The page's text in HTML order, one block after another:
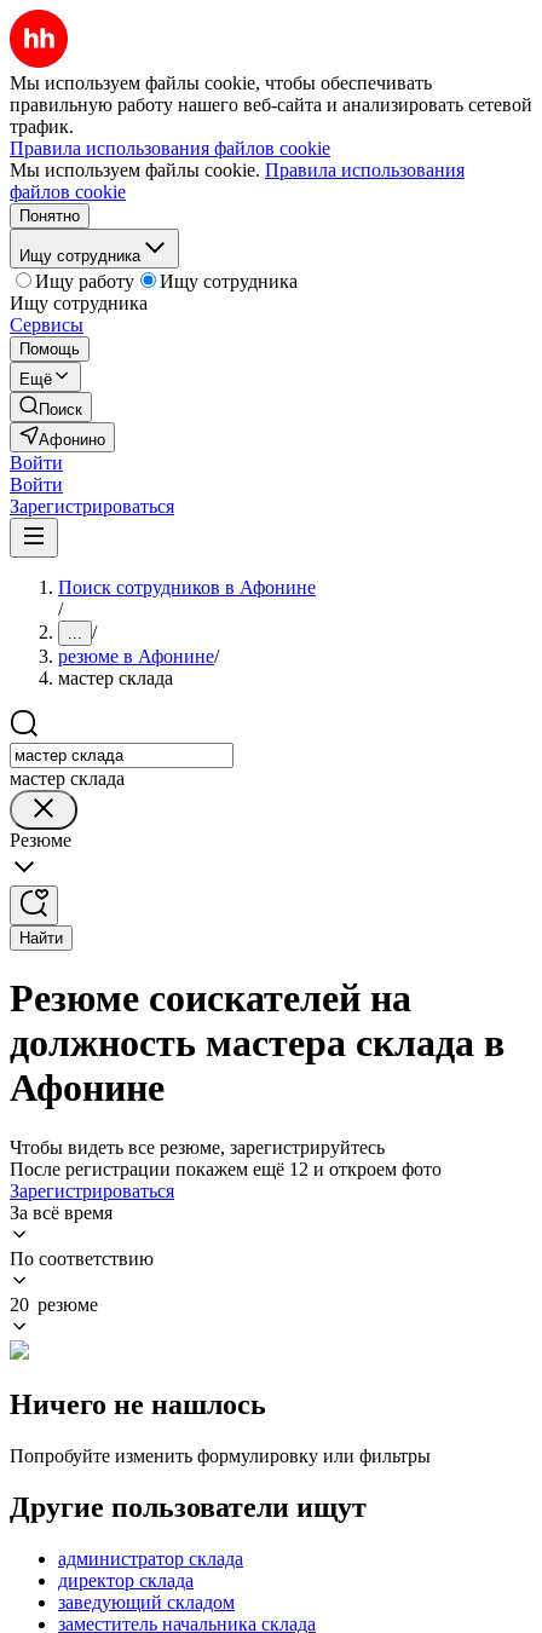
Мы используем файлы cookie, чтобы обеспечивать
правильную работу нашего веб-сайта и анализировать сетевой
трафик.
Правила использования файлов cookie
Мы используем файлы cookie. Правила использования
файлов cookie
Понятно
Ищу сотрудника
Ищу работу
Ищу сотрудника
Ищу сотрудника
Сервисы
Помощь
Ещё
Поиск
Афонино
Войти
Войти
Зарегистрироваться
Поиск сотрудников в Афонине
/
... /
резюме в Афонине/
мастер склада
мастер склада
Резюме
Найти
Резюме соискателей на
должность мастера склада в
Афонине
Чтобы видеть все резюме, зарегистрируйтесь
После регистрации покажем ещё 12 и откроем фото
Зарегистрироваться
За всё время
По соответствию
20 резюме
Ничего не нашлось
Попробуйте изменить формулировку или фильтры
Другие пользователи ищут
администратор склада
директор склада
заведующий складом
заместитель начальника склада